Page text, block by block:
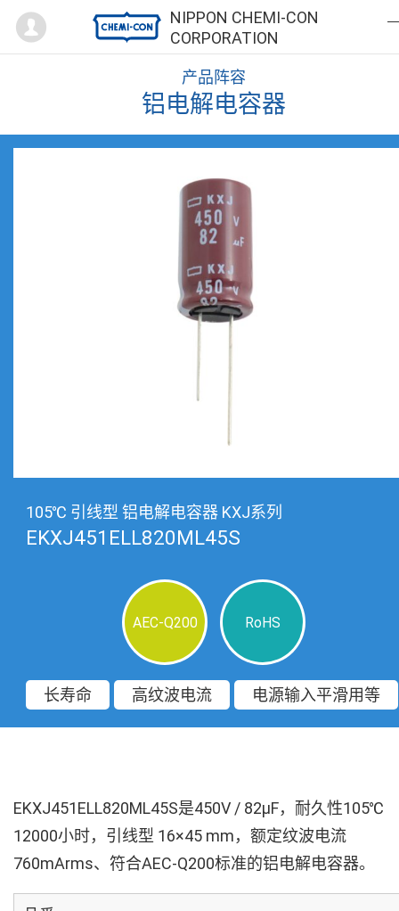
NIPPON CHEMI-CON
CORPORATION
Mypage
产品阵容
铝电解电容器
105℃ 引线型 铝电解电容器 KXJ系列
EKXJ451ELL820ML45S
AEC-Q200 RoHS
长寿命 高纹波电流 电源输入平滑用等
EKXJ451ELL820ML45S是450V / 82µF，耐久性105℃
12000小时，引线型 16×45 mm，额定纹波电流
760mArms、符合AEC-Q200标准的铝电解电容器。